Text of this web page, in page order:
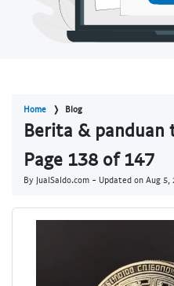
Home Blog
Berita &
Page 138 of 147
By JualSaldo.com - Updated on Aug 5,